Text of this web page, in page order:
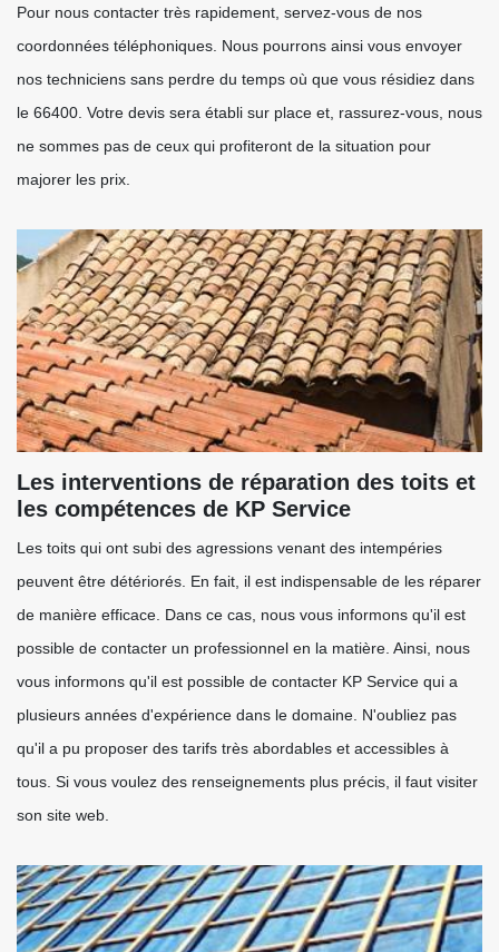
Pour nous contacter très rapidement, servez-vous de nos
coordonnées téléphoniques. Nous pourrons ainsi vous envoyer
nos techniciens sans perdre du temps où que vous résidiez dans
le 66400. Votre devis sera établi sur place et, rassurez-vous, nous
ne sommes pas de ceux qui profiteront de la situation pour
majorer les prix.
Les interventions de réparation des toits et
les compétences de KP Service
Les toits qui ont subi des agressions venant des intempéries
peuvent être détériorés. En fait, il est indispensable de les réparer
de manière efficace. Dans ce cas, nous vous informons qu'il est
possible de contacter un professionnel en la matière. Ainsi, nous
vous informons qu'il est possible de contacter KP Service qui a
plusieurs années d'expérience dans le domaine. N'oubliez pas
qu'il a pu proposer des tarifs très abordables et accessibles à
tous. Si vous voulez des renseignements plus précis, il faut visiter
son site web.